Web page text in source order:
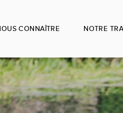
CONNAÎTRE NOTRE